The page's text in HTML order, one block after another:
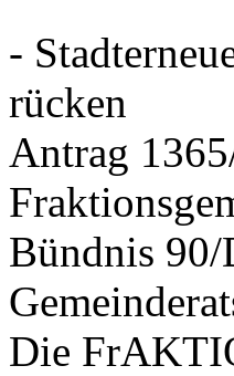
-
rücken
Antrag
Bündnis
Die